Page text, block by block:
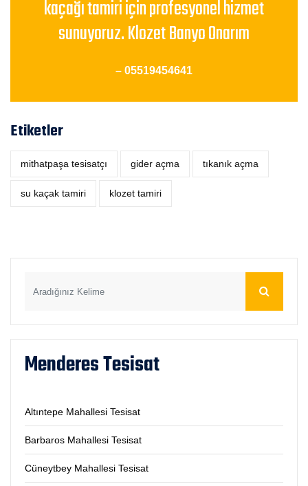
kaçağı tamiri için profesyonel hizmet
sunuyoruz. Klozet Banyo Onarım
– 05519454641
Etiketler
mithatpaşa tesisatçı ‎gider açma tıkanık açma
su kaçak tamiri klozet tamiri
Menderes Tesisat
Altıntepe Mahallesi Tesisat
Barbaros Mahallesi Tesisat
Cüneytbey Mahallesi Tesisat